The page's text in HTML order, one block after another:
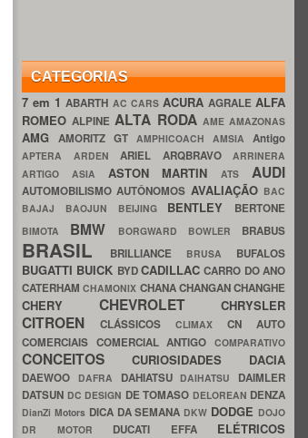
CATEGORIAS
7 em 1ABARTH AC CARS ACURA AGRALE ALFA
ROMEOALPINEALTA RODA AME AMAZONAS
AMG AMORITZ GT AMPHICOACH AMSIA Antigo
APTERA ARDEN ARIEL ARQBRAVO ARRINERA
ARTIGO ASIA ASTON MARTINATS AUDI
AUTOMOBILISMOAUTÔNOMOS AVALIAÇÃO BAC
BAJAJ BAOJUN BEIJING BENTLEY BERTONE
BIMOTA BMW BORGWARD BOWLER BRABUS
BRASIL BRILLIANCE BRUSA BUFALOS
BUGATTI BUICK BYDCADILLACCARRO DO ANO
CATERHAMCHAMONIX CHANACHANGANCHANGHE
CHERY CHEVROLET CHRYSLER
CITROEN CLÁSSICOS CLIMAX CN AUTO
COMERCIAIS COMERCIAL ANTIGOCOMPARATIVO
CONCEITOS CURIOSIDADES DACIA
DAEWOO DAFRA DAHIATSU DAIHATSU DAIMLER
DATSUN DC DESIGN DE TOMASO DELOREAN DENZA
DianZi Motors DICA DA SEMANA DKW DODGE DOJO
DR MOTOR DUCATI EFFA ELÉTRICOS